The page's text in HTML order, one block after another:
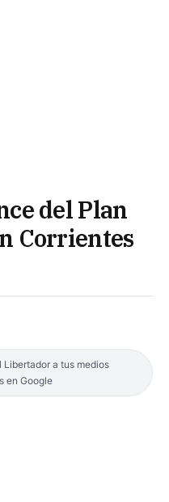
del Plan
Corrientes
Libertador a tus medios
en Google